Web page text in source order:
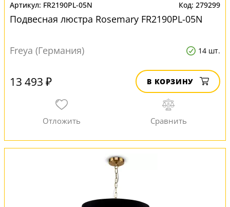
FR2190PL-05N 279299
Подвесная люстра Rosemary FR2190PL-05N
Freya (Германия) 14 шт.
13 493 ₽ В КОРЗИНУ